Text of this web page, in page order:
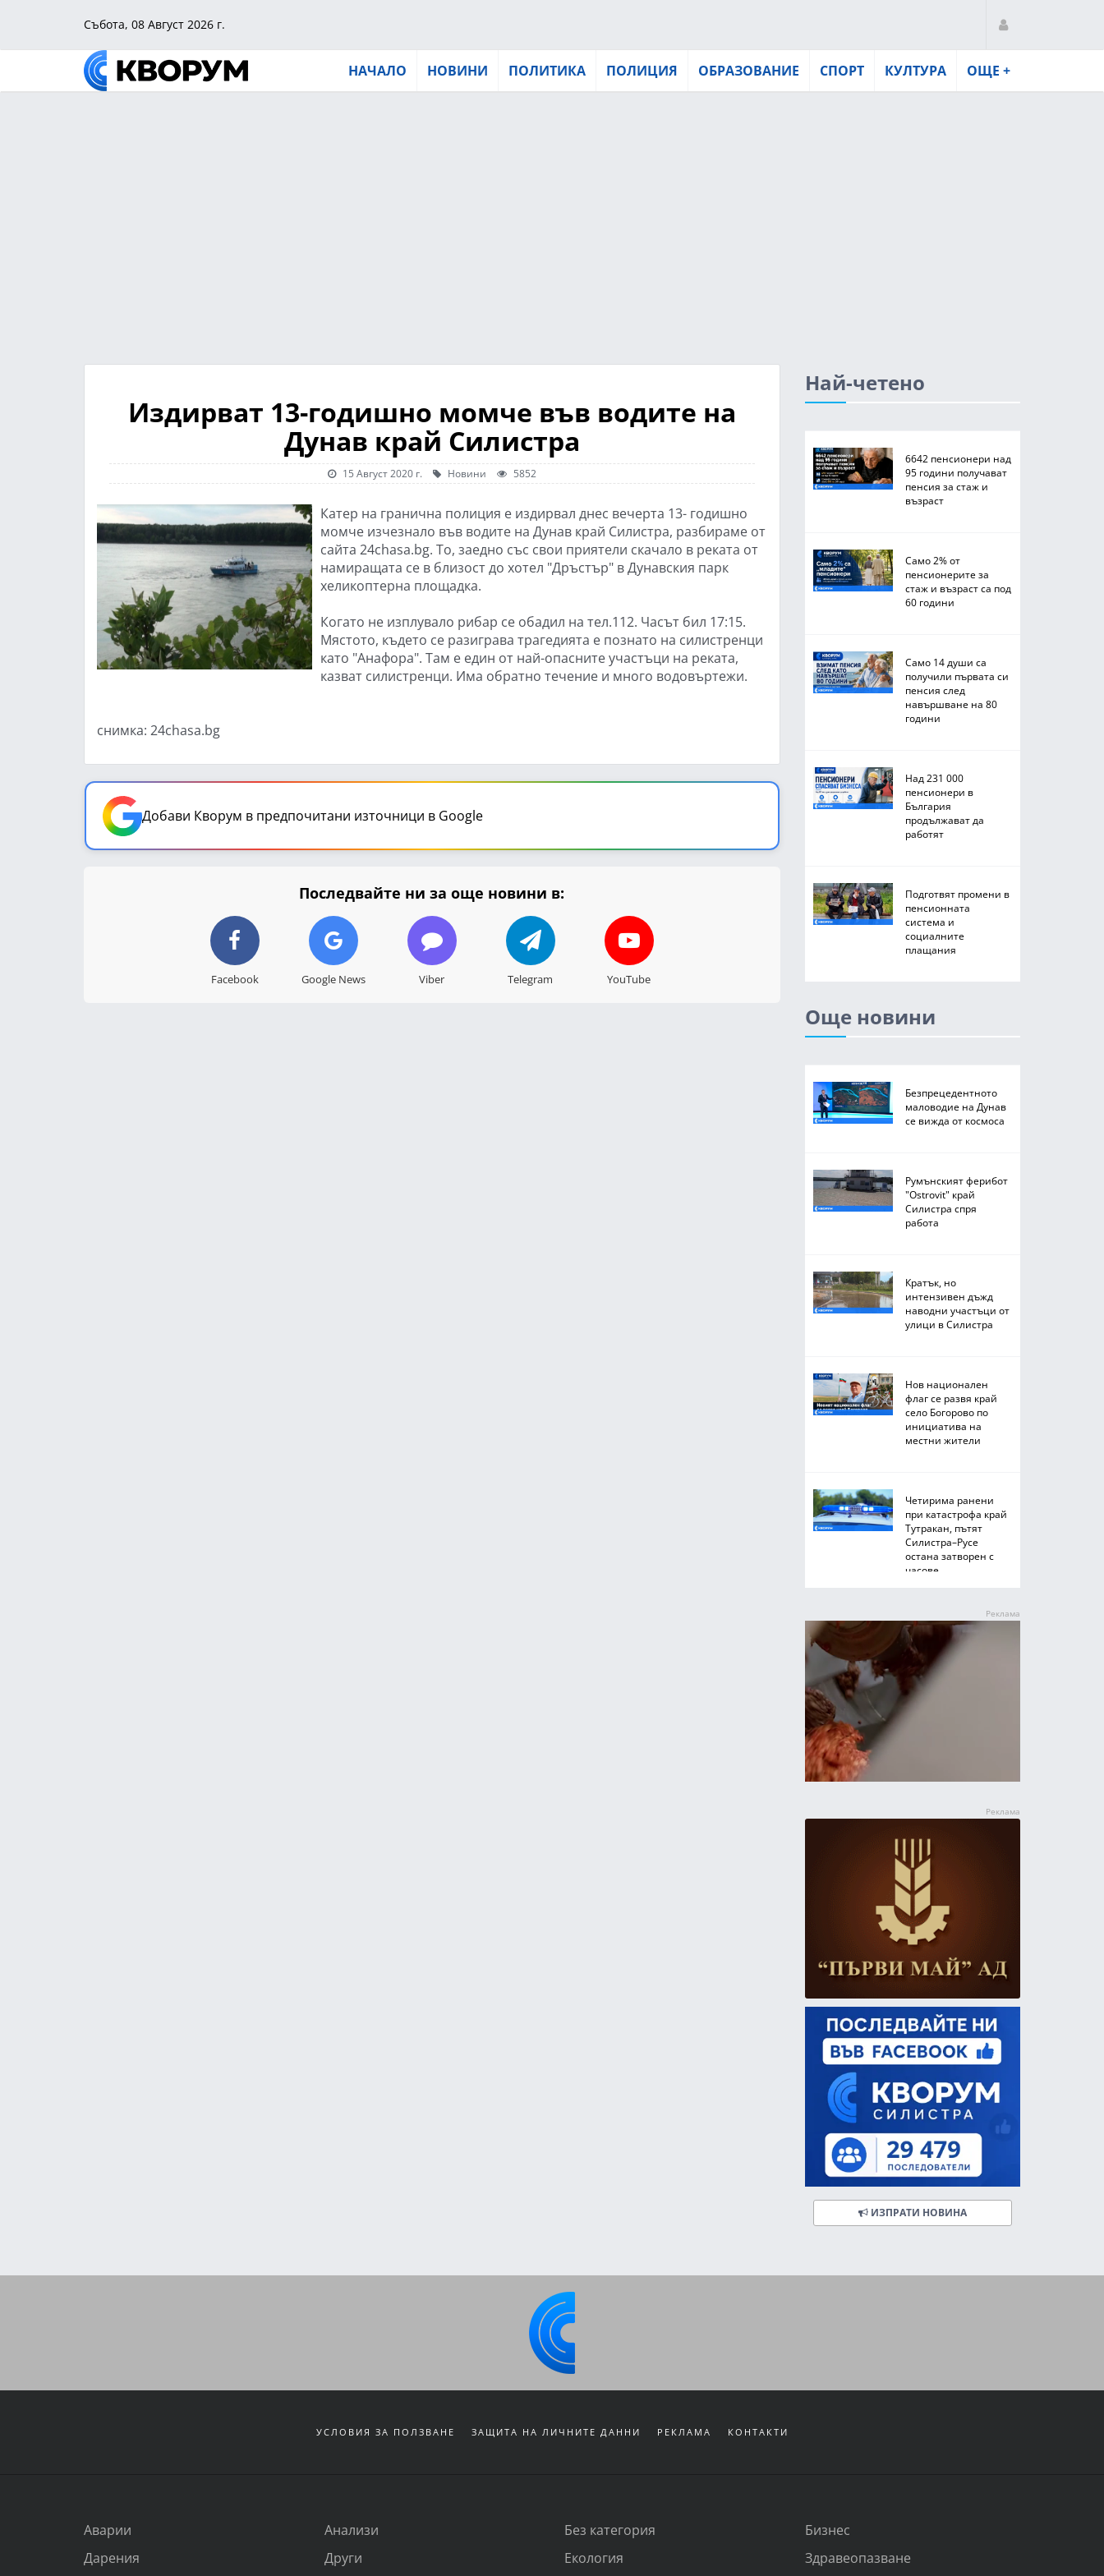
Събота, 08 Август 2026 г.
НАЧАЛО НОВИНИ ПОЛИТИКА ПОЛИЦИЯ ОБРАЗОВАНИЕ СПОРТ КУЛТУРА ОЩЕ +
Издирват 13-годишно момче във водите на
Дунав край Силистра
15 Август 2020 г. Новини 5852
Катер на гранична полиция е издирвал днес вечерта 13- годишно
момче изчезнало във водите на Дунав край Силистра, разбираме от
сайта 24chasa.bg. То, заедно със свои приятели скачало в реката от
намиращата се в близост до хотел "Дръстър" в Дунавския парк
хеликоптерна площадка.
Когато не изплувало рибар се обадил на тел.112. Часът бил 17:15.
Мястото, където се разиграва трагедията е познато на силистренци
като "Анафора". Там е един от най-опасните участъци на реката,
казват силистренци. Има обратно течение и много водовъртежи.
снимка: 24chasa.bg
Добави Кворум в предпочитани източници в Google
Последвайте ни за още новини в:
Facebook Google News Viber Telegram YouTube
Най-четено
6642 пенсионери над
95 години получават
пенсия за стаж и
възраст
Само 2% от
пенсионерите за
стаж и възраст са под
60 години
Само 14 души са
получили първата си
пенсия след
навършване на 80
години
Над 231 000
пенсионери в
България
продължават да
работят
Подготвят промени в
пенсионната
система и
социалните
плащания
Още новини
Безпрецедентното
маловодие на Дунав
се вижда от космоса
Румънският ферибот
"Ostrovit" край
Силистра спря
работа
Кратък, но
интензивен дъжд
наводни участъци от
улици в Силистра
Нов национален
флаг се развя край
село Богорово по
инициатива на
местни жители
Четирима ранени
при катастрофа край
Тутракан, пътят
Силистра–Русе
остана затворен с
часове
ИЗПРАТИ НОВИНА
УСЛОВИЯ ЗА ПОЛЗВАНЕ ЗАЩИТА НА ЛИЧНИТЕ ДАННИ РЕКЛАМА КОНТАКТИ
Аварии Анализи Без категория
Бизнес
Дарения
Други Екология Здравеопазване